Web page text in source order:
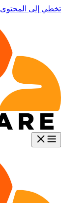
تخطي إلى المحتوى